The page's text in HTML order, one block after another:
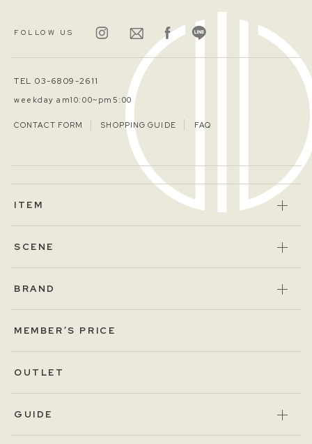
FOLLOW US
TEL 03-6809-2611
weekday am10:00~pm5:00
CONTACT FORM SHOPPING GUIDE FAQ
ITEM
SCENE
BRAND
MEMBER’S PRICE
OUTLET
GUIDE